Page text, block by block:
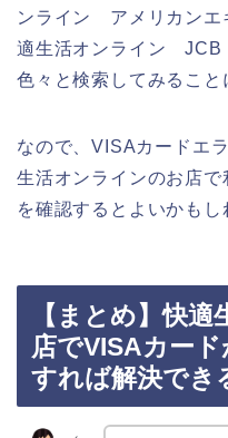
ンライン アメリカン
適生活オンライン JCB
色々と検索してみること
なので、VISAカードエ
生活オンラインのお店
を確認するとよいかもし
【まとめ】快
店でVISAカー
すれば解決でき